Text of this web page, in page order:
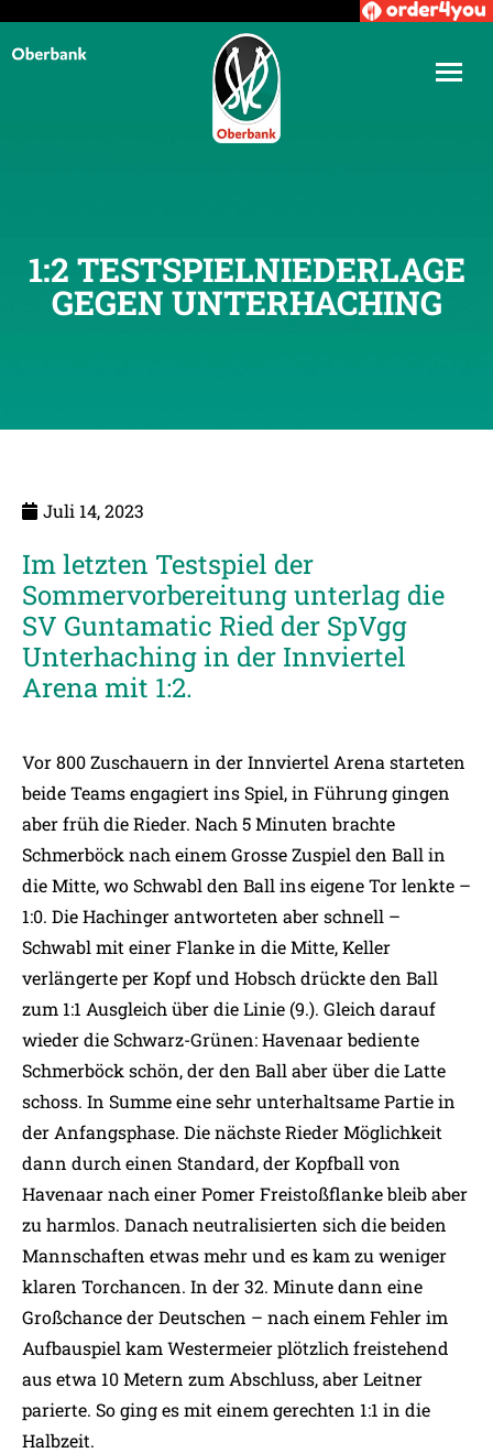
1:2 TESTSPIELNIEDERLAGE
GEGEN UNTERHACHING
Juli 14, 2023
Im letzten Testspiel der
Sommervorbereitung unterlag die
SV Guntamatic Ried der SpVgg
Unterhaching in der Innviertel
Arena mit 1:2.
Vor 800 Zuschauern in der Innviertel Arena starteten
beide Teams engagiert ins Spiel, in Führung gingen
aber früh die Rieder. Nach 5 Minuten brachte
Schmerböck nach einem Grosse Zuspiel den Ball in
die Mitte, wo Schwabl den Ball ins eigene Tor lenkte –
1:0. Die Hachinger antworteten aber schnell –
Schwabl mit einer Flanke in die Mitte, Keller
verlängerte per Kopf und Hobsch drückte den Ball
zum 1:1 Ausgleich über die Linie (9.). Gleich darauf
wieder die Schwarz-Grünen: Havenaar bediente
Schmerböck schön, der den Ball aber über die Latte
schoss. In Summe eine sehr unterhaltsame Partie in
der Anfangsphase. Die nächste Rieder Möglichkeit
dann durch einen Standard, der Kopfball von
Havenaar nach einer Pomer Freistoßflanke bleib aber
zu harmlos. Danach neutralisierten sich die beiden
Mannschaften etwas mehr und es kam zu weniger
klaren Torchancen. In der 32. Minute dann eine
Großchance der Deutschen – nach einem Fehler im
Aufbauspiel kam Westermeier plötzlich freistehend
aus etwa 10 Metern zum Abschluss, aber Leitner
parierte. So ging es mit einem gerechten 1:1 in die
Halbzeit.